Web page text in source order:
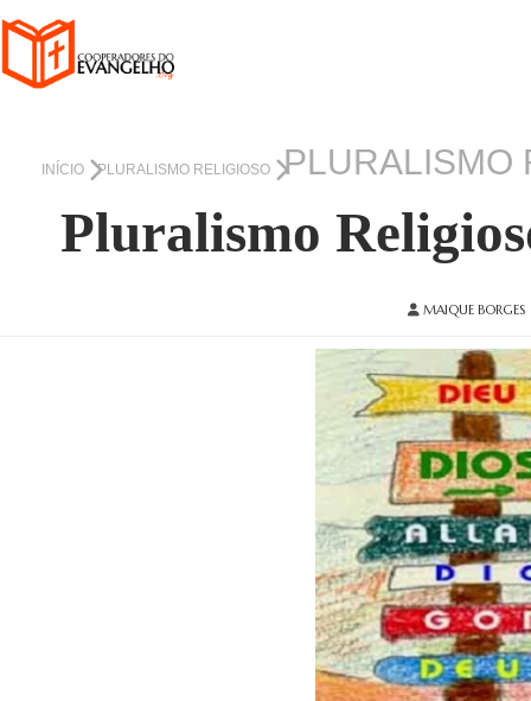
INÍCIO PLURALISMO RELIGIOSO PLURALISMO
Pluralismo
MAIQUE BORGES